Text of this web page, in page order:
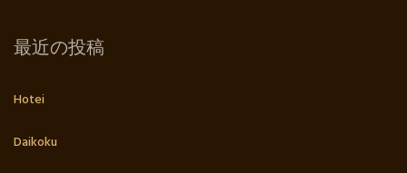
最近の投稿
Hotei
Daikoku